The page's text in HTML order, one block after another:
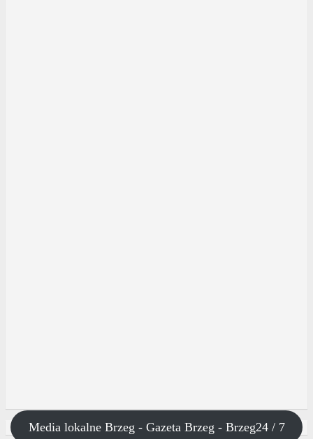
Media lokalne Brzeg - Gazeta Brzeg - Brzeg24 / 7